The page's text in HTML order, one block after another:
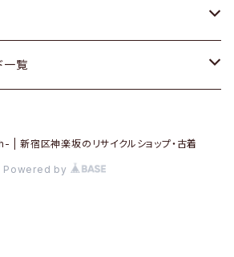
Antiqueアンティーク
ズ
一覧
新宿区神楽坂のリサイクルショップ・古着
Powered by